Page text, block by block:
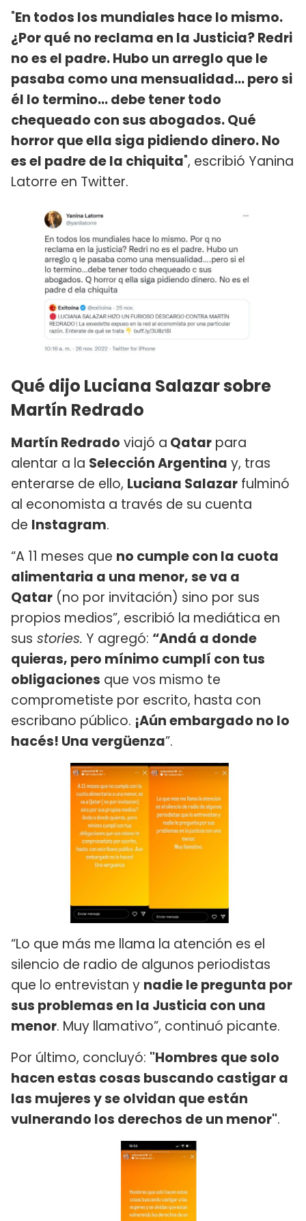
"En todos los mundiales hace lo mismo.
¿Por qué no reclama en la Justicia? Redri
no es el padre. Hubo un arreglo que le
pasaba como una mensualidad... pero si
él lo termino... debe tener todo
chequeado con sus abogados. Qué
horror que ella siga pidiendo dinero. No
es el padre de la chiquita", escribió Yanina
Latorre en Twitter.
Qué dijo Luciana Salazar sobre
Martín Redrado
Martín Redrado viajó a Qatar para
alentar a la Selección Argentina y, tras
enterarse de ello, Luciana Salazar fulminó
al economista a través de su cuenta
de Instagram.
“A 11 meses que no cumple con la cuota
alimentaria a una menor, se va a
Qatar (no por invitación) sino por sus
propios medios”, escribió la mediática en
sus stories. Y agregó: “Andá a donde
quieras, pero mínimo cumplí con tus
obligaciones que vos mismo te
comprometiste por escrito, hasta con
escribano público. ¡Aún embargado no lo
hacés! Una vergüenza”.
“Lo que más me llama la atención es el
silencio de radio de algunos periodistas
que lo entrevistan y nadie le pregunta por
sus problemas en la Justicia con una
menor. Muy llamativo”, continuó picante.
Por último, concluyó: "Hombres que solo
hacen estas cosas buscando castigar a
las mujeres y se olvidan que están
vulnerando los derechos de un menor".